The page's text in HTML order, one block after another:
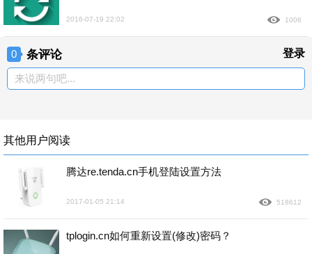
2016-07-19 22:02 1006
0 条评论 登录
来说两句吧...
其他用户阅读
腾达re.tenda.cn手机登陆设置方法
2017-01-05 21:14 518612
tplogin.cn如何重新设置(修改)密码？